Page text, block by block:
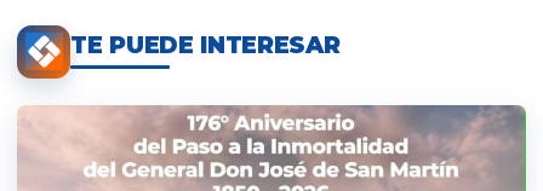
TE PUEDE INTERESAR